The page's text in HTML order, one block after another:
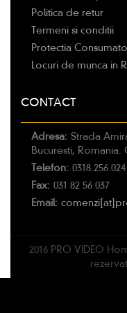
Politica de retur
Termeni si conditii
Protectia
Locuri de munca in
CONTACT
Adresa: Strada
Bucuresti, Romania.
Telefon:
Fax: 031 82 56 037
Email:
2016 PRO VIDEO